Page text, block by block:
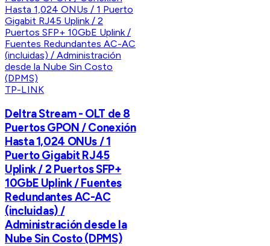
TP-LINK
Deltra Stream - OLT de 8
Puertos GPON / Conexión
Hasta 1,024 ONUs / 1
Puerto Gigabit RJ45
Uplink / 2 Puertos SFP+
10GbE Uplink / Fuentes
Redundantes AC-AC
(incluidas) /
Administración desde la
Nube Sin Costo (DPMS)